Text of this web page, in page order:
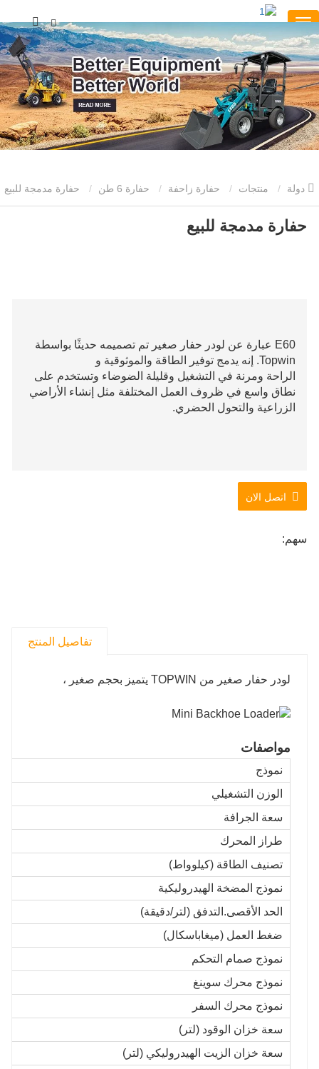
منتجات حفارة زاحفة حفارة 6 طن
حفارة مدمجة للبيع
E60 عبارة عن لودر حفار صغير تم تصميمه حديثًا بواسطة
Topwin. إنه يدمج توفير الطاقة والموثوقية و
الراحة ومرنة في التشغيل وقليلة الضوضاء وتستخدم على
نطاق واسع في ظروف العمل المختلفة مثل إنشاء الأراضي
الزراعية والتحول الحضري.
اتصل الان
سهم:
تفاصيل المنتج
لودر حفار صغير من TOPWIN يتميز بحجم صغير ،
مواصفات
نموذج
الوزن التشغيلي
سعة الجرافة
طراز المحرك
تصنيف الطاقة (كيلوواط)
نموذج المضخة الهيدروليكية
الحد الأقصى.التدفق (لتر/دقيقة)
ضغط العمل (ميغاباسكال)
نموذج صمام التحكم
نموذج محرك سوينغ
نموذج محرك السفر
سعة خزان الوقود (لتر)
سعة خزان الزيت الهيدروليكي (لتر)